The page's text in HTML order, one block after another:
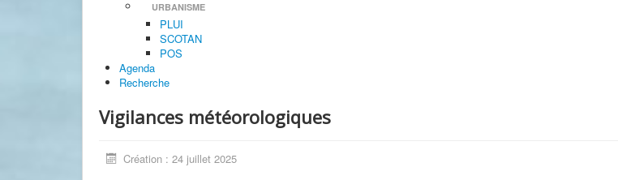
URBANISME
PLUI
SCOTAN
POS
Agenda
Recherche
Vigilances météorologiques
Création : 24 juillet 2025